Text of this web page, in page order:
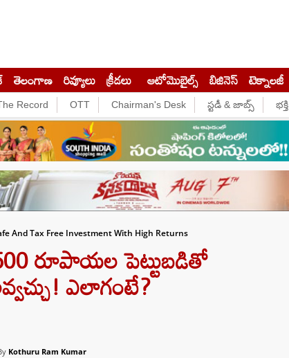
తెలంగాణ రివ్యూలు క్రీడలు ఆటోమొబైల్స్ బిజినెస్‌ టెక్నాలజీ
Record OTT Chairman's Desk స్టడీ & జాబ్స్ భక్తి
And Tax Free Investment With High Returns
రూపాయల పెట్టుబడితో
ఎలాగంటే?
Kothuru Ram Kumar